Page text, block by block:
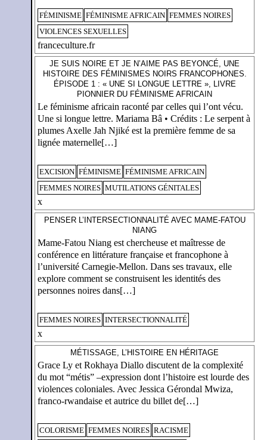
FÉMINISME FÉMINISME AFRICAIN FEMMES NOIRES
VIOLENCES SEXUELLES
franceculture.fr
JE SUIS NOIRE ET JE N’AIME PAS BEYONCÉ, UNE
HISTOIRE DES FÉMINISMES NOIRS FRANCOPHONES.
ÉPISODE 1 : « UNE SI LONGUE LETTRE », LIVRE
PIONNIER DU FÉMINISME AFRICAIN
Le féminisme africain raconté par celles qui l’ont vécu.
Une si longue lettre. Mariama Bâ • Crédits : Le serpent à
plumes Axelle Jah Njiké est la première femme de sa
lignée maternelle[…]
EXCISION FÉMINISME FÉMINISME AFRICAIN
FEMMES NOIRES MUTILATIONS GÉNITALES
x
PENSER L’INTERSECTIONNALITÉ AVEC MAME-FATOU
NIANG
Mame-Fatou Niang est chercheuse et maîtresse de
conférence en littérature française et francophone à
l’université Carnegie-Mellon. Dans ses travaux, elle
explore comment se construisent les identités des
personnes noires dans[…]
FEMMES NOIRES INTERSECTIONNALITÉ
x
MÉTISSAGE, L’HISTOIRE EN HÉRITAGE
Grace Ly et Rokhaya Diallo discutent de la complexité
du mot “métis” –expression dont l’histoire est lourde des
violences coloniales. Avec Jessica Gérondal Mwiza,
franco-rwandaise et autrice du billet de[…]
COLORISME FEMMES NOIRES RACISME